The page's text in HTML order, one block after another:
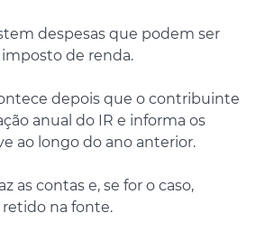
despesas que podem ser
de renda.
depois que o contribuinte
anual do IR e informa os
ao longo do ano anterior.
as contas e, se for o caso,
na fonte.